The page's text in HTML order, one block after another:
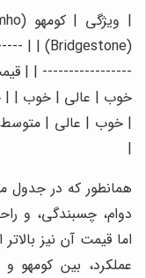
| --
----------------- | |
خوب | عالی | خوب | |
| خوب | عالی |
|
همانطور که در جدول
دوام، چسبندگی، و
اما قیمت آن نیز
عملکرد، بین کومهو